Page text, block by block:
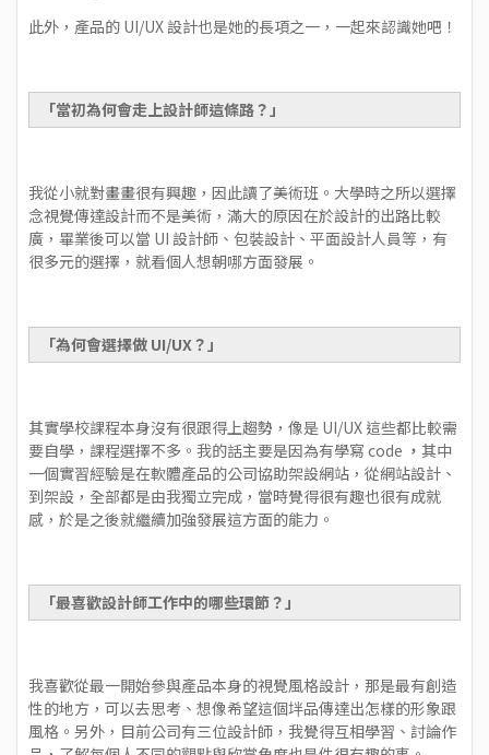
此外，產品的 UI/UX 設計也是她的長項之一，一起來認識她吧！
「當初為何會走上設計師這條路？」
我從小就對畫畫很有興趣，因此讀了美術班。大學時之所以選擇
念視覺傳達設計而不是美術，滿大的原因在於設計的出路比較
廣，畢業後可以當 UI 設計師、包裝設計、平面設計人員等，有
很多元的選擇，就看個人想朝哪方面發展。
「為何會選擇做 UI/UX？」
其實學校課程本身沒有很跟得上趨勢，像是 UI/UX 這些都比較需
要自學，課程選擇不多。我的話主要是因為有學寫 code ， 其中
一個實習經驗是在軟體產品的公司協助架設網站，從網站設計、
到架設，全部都是由我獨立完成，當時覺得很有趣也很有成就
感，於是之後就繼續加強發展這方面的能力。
「最喜歡設計師工作中的哪些環節？」
我喜歡從最一開始參與產品本身的視覺風格設計，那是最有創造
性的地方，可以去思考、想像希望這個坢品傳達出怎樣的形象跟
風格。另外，目前公司有三位設計師，我覺得互相學習、討論作